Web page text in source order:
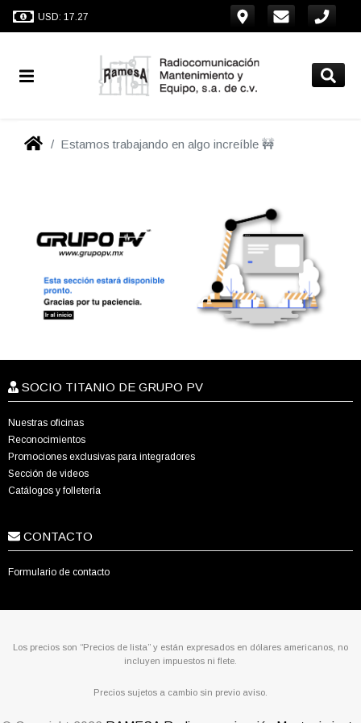
USD: 17.27
Estamos trabajando en algo increíble 🚧
SOCIO TITANIO DE GRUPO PV
Nuestras oficinas
Reconocimientos
Promociones exclusivas para integradores
Sección de videos
Catálogos y folletería
CONTACTO
Formulario de contacto
Los precios son “Precios de lista” y están expresados en dólares americanos, no
incluyen impuestos ni flete.
Precios sujetos a cambio sin previo aviso.